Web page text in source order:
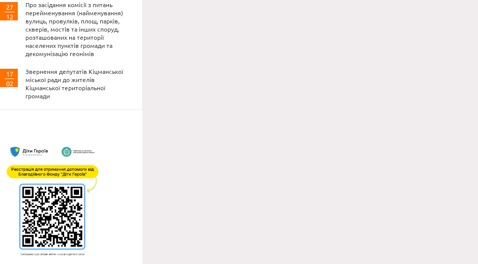
27
12
Про засідання комісії з питань
перейменування (найменування)
вулиць, провулків, площ, парків,
скверів, мостів та інших споруд,
розташованих на території
населених пунктів громади та
декомунізацію геонімів
17
02
Звернення депутатів Кіцманської
міської ради до жителів
Кіцманської територіальної
громади